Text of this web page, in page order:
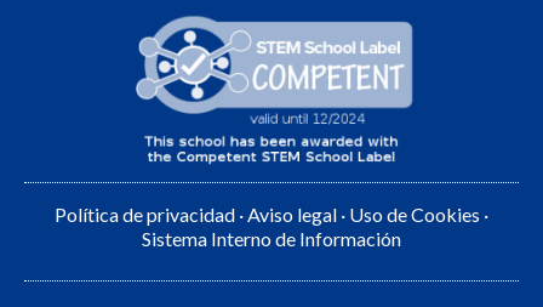
Política de privacidad ·Aviso legal · Uso de Cookies ·
Sistema Interno de Información